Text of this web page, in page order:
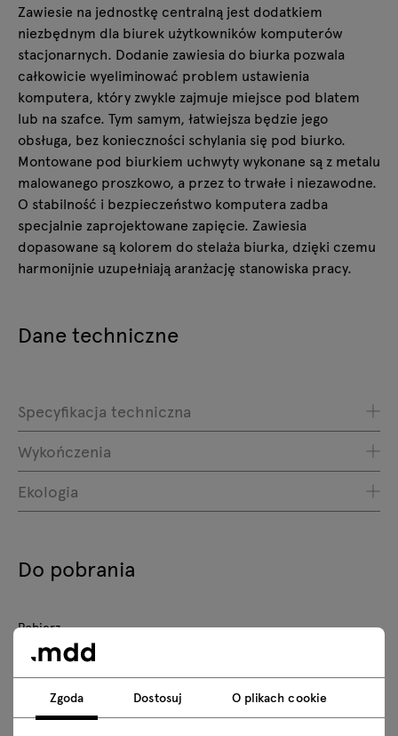
Zawiesie na jednostkę centralną jest dodatkiem
niezbędnym dla biurek użytkowników komputerów
stacjonarnych. Dodanie zawiesia do biurka pozwala
całkowicie wyeliminować problem ustawienia
komputera, który zwykle zajmuje miejsce pod blatem
lub na szafce. Tym samym, łatwiejsza będzie jego
obsługa, bez konieczności schylania się pod biurko.
Montowane pod biurkiem uchwyty wykonane są z metalu
malowanego proszkowo, a przez to trwałe i niezawodne.
O stabilność i bezpieczeństwo komputera zadba
specjalnie zaprojektowane zapięcie. Zawiesia
dopasowane są kolorem do stelaża biurka, dzięki czemu
harmonijnie uzupełniają aranżację stanowiska pracy.
Dane techniczne
Specyfikacja techniczna
Wykończenia
Ekologia
Do pobrania
Pobierz
Zasady użytkowania
Pobierz modele 3D wszystkich symboli z kolekcji
Zgoda Dostosuj O plikach cookie